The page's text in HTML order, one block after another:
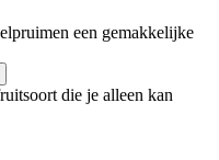
een gemakkelijke